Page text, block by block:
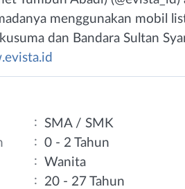
menggunakan mobil
dan Bandara Sultan
: SMA / SMK
: 0 - 2 Tahun
: Wanita
:
20 - 27 Tahun